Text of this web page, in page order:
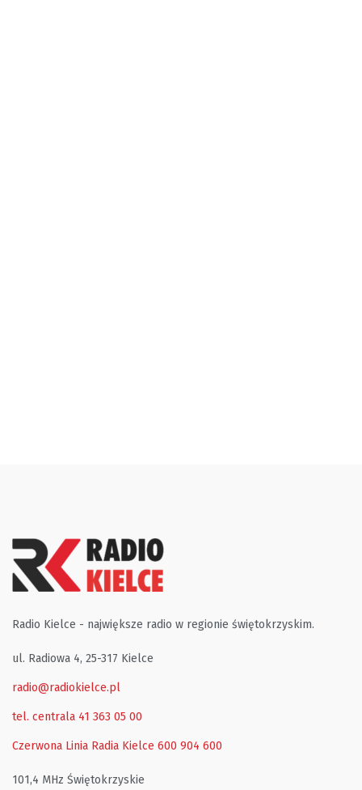
Radio Kielce - największe radio w regionie świętokrzyskim.
ul. Radiowa 4, 25-317 Kielce
radio@radiokielce.pl
tel. centrala 41 363 05 00
Czerwona Linia Radia Kielce 600 904 600
101,4 MHz Świętokrzyskie